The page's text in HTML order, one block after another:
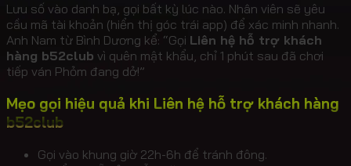
Lưu số vào danh bạ, gọi bất kỳ lúc nào. Nhân viên sẽ yêu
cầu mã tài khoản (hiển thị góc trái app) để xác minh nhanh.
Anh Nam từ Bình Dương kể: “Gọi Liên hệ hỗ trợ khách
hàng b52club vì quên mật khẩu, chỉ 1 phút sau đã chơi
tiếp ván Phỏm đang dở!”
Mẹo gọi hiệu quả khi Liên hệ hỗ trợ khách hàng
b52club
Gọi vào khung giờ 22h-6h để tránh đông.